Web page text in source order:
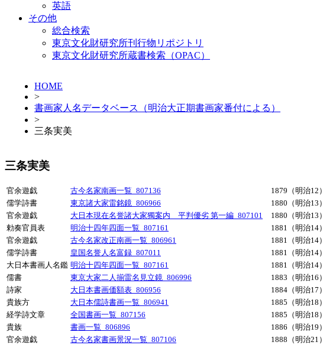
英語
その他
総合検索
東京文化財研究所刊行物リポジトリ
東京文化財研究所蔵書検索（OPAC）
HOME
>
書画家人名データベース（明治大正期書画家番付による）
>
三条実美
三条実美
官余遊戯 古今名家南画一覧_807136 1879（明治12）
儒学詩書
東京諸大家雷銘鏡_806966 1880（明治13）
官余遊戯
大日本現在名誉諸大家獨案内 平判優劣 第一編_807101 1880（明治13）
勅奏官員表
明治十四年四面一覧_807161 1881（明治14）
官余遊戯
古今名家改正南画一覧_806961 1881（明治14）
儒学詩書
皇国名誉人名富録_807011 1881（明治14）
大日本書画人名鑑 明治十四年四面一覧_807161 1881（明治14）
儒書
東京大家二人揃雷名見立鏡_806996 1883（明治16）
詩家
大日本書画価額表_806956 1884（明治17）
貴族方
大日本儒詩書画一覧_806941 1885（明治18）
経学詩文章
全国書画一覧_807156 1885（明治18）
貴族
書画一覧_806896 1886（明治19）
官余遊戯
古今名家書画景況一覧_807106 1888（明治21）